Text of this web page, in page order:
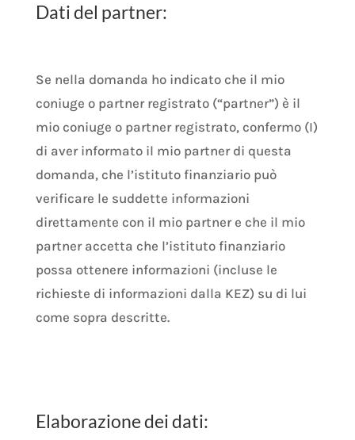
Dati del partner:
Se nella domanda ho indicato che il mio
coniuge o partner registrato (“partner”) è il
mio coniuge o partner registrato, confermo (I)
di aver informato il mio partner di questa
domanda, che l’istituto finanziario può
verificare le suddette informazioni
direttamente con il mio partner e che il mio
partner accetta che l’istituto finanziario
possa ottenere informazioni (incluse le
richieste di informazioni dalla KEZ) su di lui
come sopra descritte.
Elaborazione dei dati: